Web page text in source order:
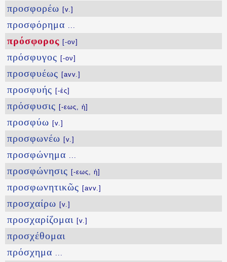
προσφορέω [v.]
προσφόρημα ...
πρόσφορος [-ον]
πρόσφυγος [-ον]
προσφυέως [avv.]
προσφυής [-ές]
πρόσφυσις [-εως, ἡ]
προσφύω [v.]
προσφωνέω [v.]
προσφώνημα ...
προσφώνησις [-εως, ἡ]
προσφωνητικῶς [avv.]
προσχαίρω [v.]
προσχαρίζομαι [v.]
προσχέθομαι
πρόσχημα ...